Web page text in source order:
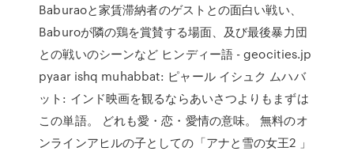
Baburaoと家賃滞納者のゲストとの面白い戦い、
Baburoが隣の鶏を賞賛する場面、及び最後暴力団
との戦いのシーンなど ヒンディー語 - geocities.jp
pyaar ishq muhabbat: ピャール イシュク ムハバ
ット: インド映画を観るならあいさつよりもまずは
この単語。 どれも愛・恋・愛情の意味。 無料のオ
ンラインアヒルの子としての「アナと雪の女王2 」